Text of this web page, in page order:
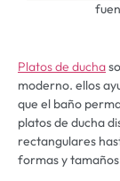
Platos de ducha
moderno. ellos
que el baño
platos de ducha
rectangulares
formas y